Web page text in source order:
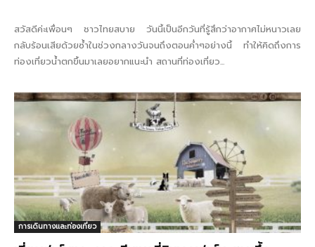
สวัสดีค่ะเพื่อนๆ ชาวไทยสบาย วันนี้เป็นอีกวันที่รู้สึกว่าอากาศไม่หนาวเลย
กลับร้อนเสียด้วยซ้ำในช่วงกลางวันจนถึงตอนค่ำๆอย่างนี้ ทำให้คิดถึงการ
ท่องเที่ยวน้ำตกขึ้นมาเลยอยากแนะนำ สถานที่ท่องเที่ยว...
การเดินทางและท่องเที่ยว